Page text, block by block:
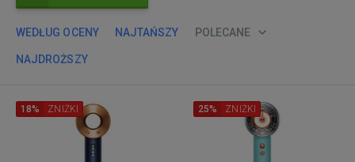
WEDŁUG OCENY NAJTAŃSZY POLECANE
NAJDROŻSZY
18% ZNIŻKI 25% ZNIŻKI